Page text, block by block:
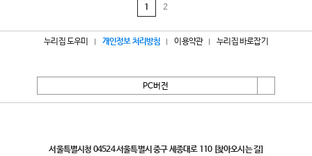
1 2
누리집 도우미 개인정보 처리방침 이용약관 누리집 바로잡기
PC버전
서울특별시청 04524 서울특별시 중구 세종대로 110 [찾아오시는 길]